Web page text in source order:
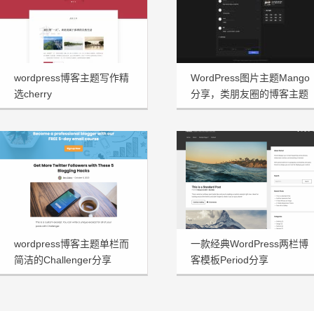
wordpress博客主题写作精
选cherry
WordPress图片主题Mango
分享，类朋友圈的博客主题
wordpress博客主题单栏而
简洁的Challenger分享
一款经典WordPress两栏博
客模板Period分享